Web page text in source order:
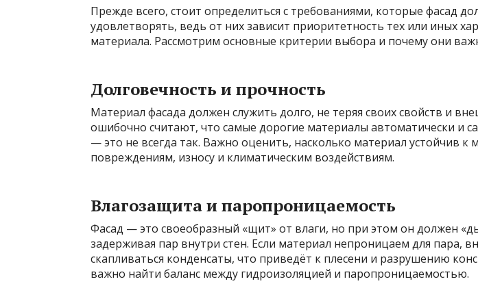
Прежде всего, стоит определиться с требованиями, которые фасад
удовлетворять, ведь от них зависит приоритетность тех или иных
материала. Рассмотрим основные критерии выбора и почему они
Долговечность и прочность
Материал фасада должен служить долго, не теряя своих свойств и
ошибочно считают, что самые дорогие материалы автоматически и
— это не всегда так. Важно оценить, насколько материал устойчив к
повреждениям, износу и климатическим воздействиям.
Влагозащита и паропроницаемость
Фасад — это своеобразный «щит» от влаги, но при этом он должен
задерживая пар внутри стен. Если материал непроницаем для пара,
скапливаться конденсаты, что приведёт к плесени и разрушению
важно найти баланс между гидроизоляцией и паропроницаемостью.